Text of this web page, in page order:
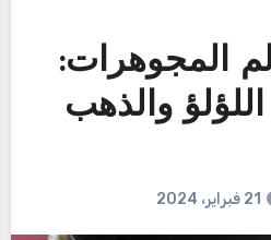
المجوهرات:
والذهب
21 فبراير، 2024